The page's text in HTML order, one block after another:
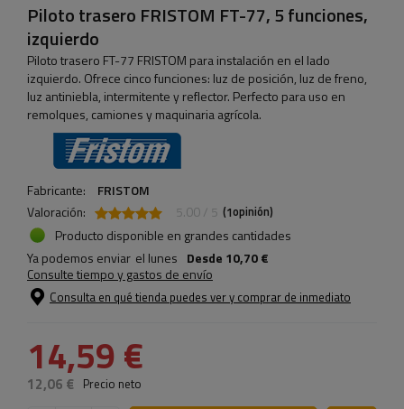
Piloto trasero FRISTOM FT-77, 5 funciones,
izquierdo
Piloto trasero FT-77 FRISTOM para instalación en el lado
izquierdo. Ofrece cinco funciones: luz de posición, luz de freno,
luz antiniebla, intermitente y reflector. Perfecto para uso en
remolques, camiones y maquinaria agrícola.
Fabricante:
FRISTOM
Valoración:
5.00 / 5 (1opinión)
Producto disponible en grandes cantidades
Ya podemos enviar el lunes Desde 10,70 €
Consulte tiempo y gastos de envío
Consulta en qué tienda puedes ver y comprar de inmediato
14,59 €
12,06 € Precio neto